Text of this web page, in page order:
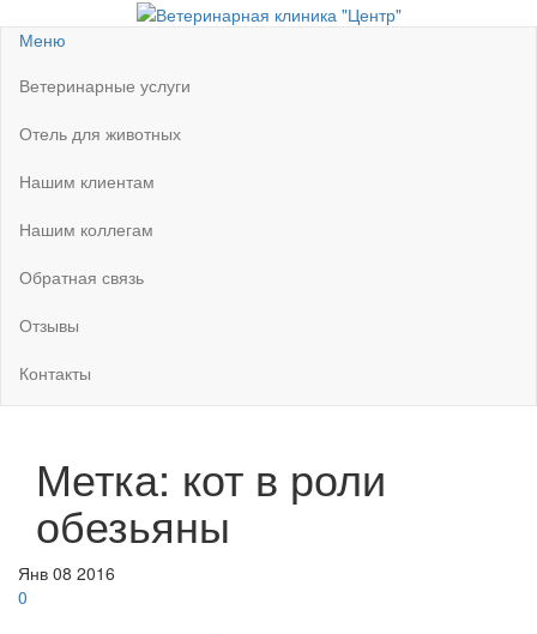
Ветеринарная клиника "Центр"
Круглосуточно
Меню
Ветеринарные услуги
Отель для животных
Нашим клиентам
Нашим коллегам
Обратная связь
Отзывы
Контакты
Метка: кот в роли
обезьяны
Янв 08 2016
0